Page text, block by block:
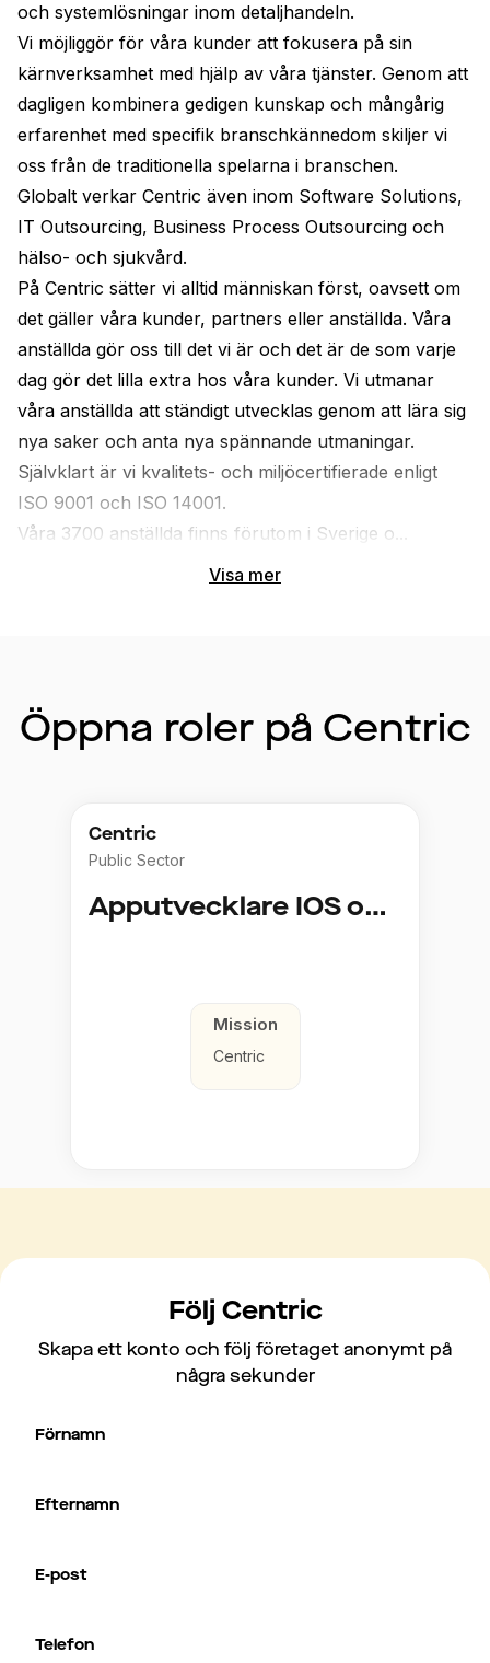
och systemlösningar inom detaljhandeln.
Vi möjliggör för våra kunder att fokusera på sin
kärnverksamhet med hjälp av våra tjänster. Genom att
dagligen kombinera gedigen kunskap och mångårig
erfarenhet med specifik branschkännedom skiljer vi
oss från de traditionella spelarna i branschen.
Globalt verkar Centric även inom Software Solutions,
IT Outsourcing, Business Process Outsourcing och
hälso- och sjukvård.
På Centric sätter vi alltid människan först, oavsett om
det gäller våra kunder, partners eller anställda. Våra
anställda gör oss till det vi är och det är de som varje
dag gör det lilla extra hos våra kunder. Vi utmanar
våra anställda att ständigt utvecklas genom att lära sig
nya saker och anta nya spännande utmaningar.
Självklart är vi kvalitets- och miljöcertifierade enligt
ISO 9001 och ISO 14001.
Våra 3700 anställda finns förutom i Sverige o...
Visa mer
Öppna roler på Centric
Centric
Public Sector
Apputvecklare IOS och Android
Mission
Centric
Följ Centric
Skapa ett konto och följ företaget anonymt på
några sekunder
Förnamn
Efternamn
E-post
Telefon